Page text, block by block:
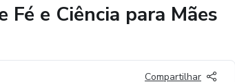
Fé e Ciência para Mães
Compartilhar